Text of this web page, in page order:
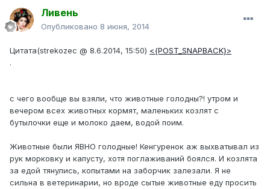
Ливень
Опубликовано 8 июня, 2014
Цитата(strekozec @ 8.6.2014, 15:50) <{POST_SNAPBACK}>
.
с чего вообще вы взяли, что животные голодны?! утром и
вечером всех животных кормят, маленьких козлят с
бутылочки еще и молоко даем, водой поим.
Животные были ЯВНО голодные! Кенгуренок аж выхватывал из
рук морковку и капусту, хотя поглаживаний боялся. И козлята
за едой тянулись, копытами на заборчик залезали. Я не
сильна в ветеринарии, но вроде сытые животные еду просить